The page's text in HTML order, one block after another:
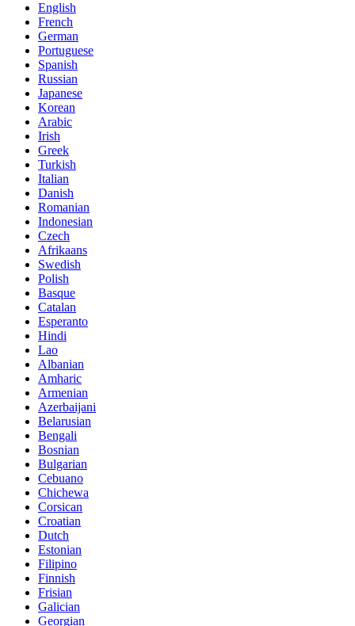
English
French
German
Portuguese
Spanish
Russian
Japanese
Korean
Arabic
Irish
Greek
Turkish
Italian
Danish
Romanian
Indonesian
Czech
Afrikaans
Swedish
Polish
Basque
Catalan
Esperanto
Hindi
Lao
Albanian
Amharic
Armenian
Azerbaijani
Belarusian
Bengali
Bosnian
Bulgarian
Cebuano
Chichewa
Corsican
Croatian
Dutch
Estonian
Filipino
Finnish
Frisian
Galician
Georgian